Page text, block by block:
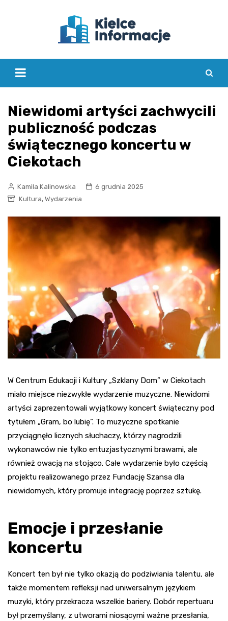
Niewidomi artyści zachwycili
publiczność podczas
świątecznego koncertu w
Ciekotach
Kamila Kalinowska
6 grudnia 2025
Kultura, Wydarzenia
W Centrum Edukacji i Kultury „Szklany Dom” w Ciekotach
miało miejsce niezwykłe wydarzenie muzyczne. Niewidomi
artyści zaprezentowali wyjątkowy koncert świąteczny pod
tytułem „Gram, bo lubię”. To muzyczne spotkanie
przyciągnęło licznych słuchaczy, którzy nagrodzili
wykonawców nie tylko entuzjastycznymi brawami, ale
również owacją na stojąco. Całe wydarzenie było częścią
projektu realizowanego przez Fundację Szansa dla
niewidomych, który promuje integrację poprzez sztukę.
Emocje i przesłanie
koncertu
Koncert ten był nie tylko okazją do podziwiania talentu, ale
także momentem refleksji nad uniwersalnym językiem
muzyki, który przekracza wszelkie bariery. Dobór repertuaru
był przemyślany, z utworami niosącymi ważne przesłania,